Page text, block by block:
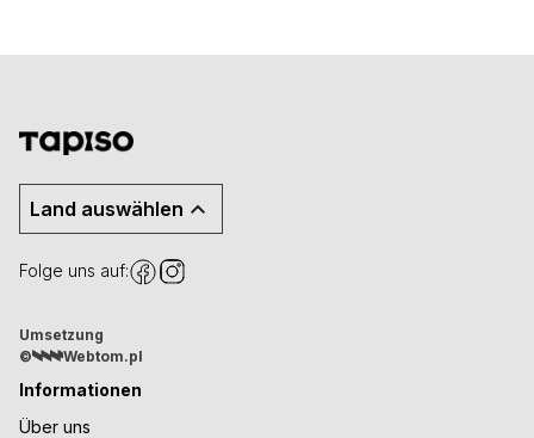
Land auswählen
Folge uns auf:
Umsetzung
©
Webtom.pl
Informationen
Über uns